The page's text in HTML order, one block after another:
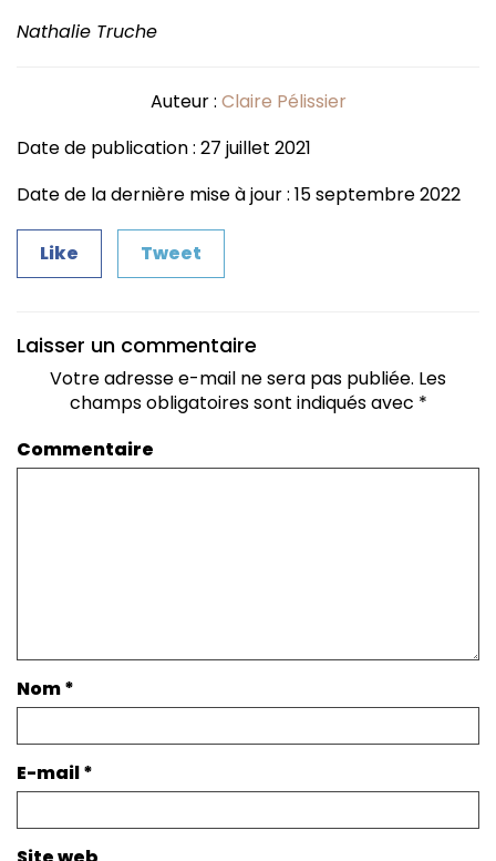
Nathalie Truche
Auteur : Claire Pélissier
Date de publication : 27 juillet 2021
Date de la dernière mise à jour : 15 septembre 2022
Like Tweet
Laisser un commentaire
Votre adresse e-mail ne sera pas publiée. Les
champs obligatoires sont indiqués avec *
Commentaire
Nom*
E-mail*